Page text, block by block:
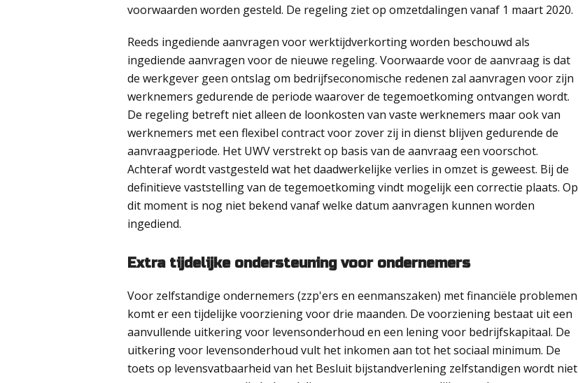
voorwaarden worden gesteld. De regeling ziet op omzetdalingen vanaf 1 maart 2020.
Reeds ingediende aanvragen voor werktijdverkorting worden beschouwd als
ingediende aanvragen voor de nieuwe regeling. Voorwaarde voor de aanvraag is dat
de werkgever geen ontslag om bedrijfseconomische redenen zal aanvragen voor zijn
werknemers gedurende de periode waarover de tegemoetkoming ontvangen wordt.
De regeling betreft niet alleen de loonkosten van vaste werknemers maar ook van
werknemers met een flexibel contract voor zover zij in dienst blijven gedurende de
aanvraagperiode. Het UWV verstrekt op basis van de aanvraag een voorschot.
Achteraf wordt vastgesteld wat het daadwerkelijke verlies in omzet is geweest. Bij de
definitieve vaststelling van de tegemoetkoming vindt mogelijk een correctie plaats. Op
dit moment is nog niet bekend vanaf welke datum aanvragen kunnen worden
ingediend.
Extra tijdelijke ondersteuning voor ondernemers
Voor zelfstandige ondernemers (zzp'ers en eenmanszaken) met financiële problemen
komt er een tijdelijke voorziening voor drie maanden. De voorziening bestaat uit een
aanvullende uitkering voor levensonderhoud en een lening voor bedrijfskapitaal. De
uitkering voor levensonderhoud vult het inkomen aan tot het sociaal minimum. De
toets op levensvatbaarheid van het Besluit bijstandverlening zelfstandigen wordt niet